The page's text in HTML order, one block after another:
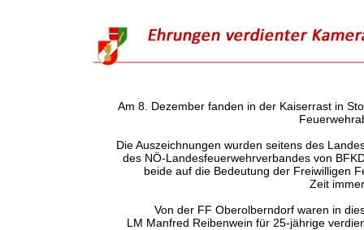
Am 8. Dezember fanden in der Kaiserrast in
Die Auszeichnungen wurden seitens des
des NÖ-Landesfeuerwehrverbandes von
beide auf die Bedeutung der Freiwilligen
Zeit
Von der FF Oberolberndorf waren in
LM Manfred Reibenwein für 25-jährige